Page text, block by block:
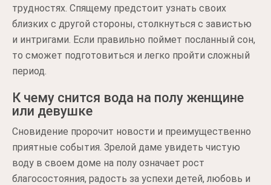
трудностях. Спящему предстоит узнать своих
близких с другой стороны, столкнуться с завистью
и интригами. Если правильно поймет посланный сон,
то сможет подготовиться и легко пройти сложный
период.
К чему снится вода на полу женщине
или девушке
Сновидение пророчит новости и преимущественно
приятные события. Зрелой даме увидеть чистую
воду в своем доме на полу означает рост
благосостояния, радость за успехи детей, любовь и